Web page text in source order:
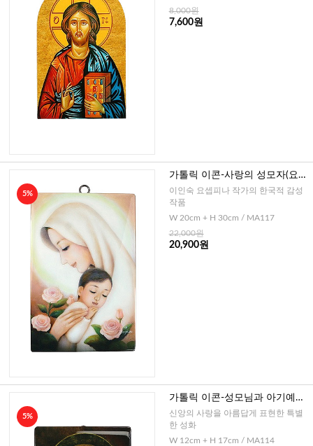
8,000원
7,600원
5%
가톨릭 이콘-사랑의 성모자(요셉
피나作)-중
이인숙 요셉피나 작가의 한국적 감성
작품
W 20cm + H 30cm / MA117
22,000원
20,900원
5%
가톨릭 이콘-성모님과 아기예수-
소
신앙의 사랑을 아름답게 표현한 특별
한 성화
W 12cm + H 17cm / MA114